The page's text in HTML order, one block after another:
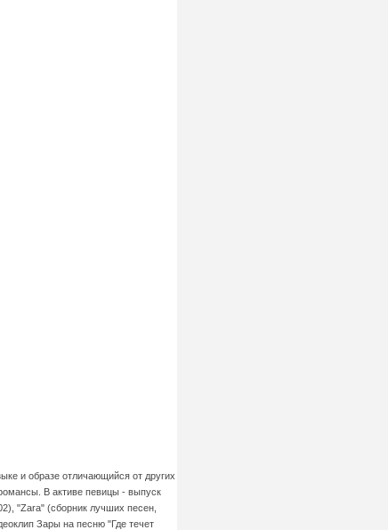
и образе отличающийся от других
В активе певицы - выпуск
"Zara" (сборник лучших песен,
Зары на песню "Где течет